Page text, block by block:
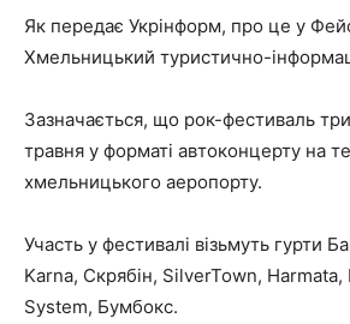
Як передає Укрінформ, про це у
Хмельницький туристично-
Зазначається, що рок-фестиваль
травня у форматі автоконцерту на
хмельницького аеропорту.
Участь у фестивалі візьмуть гурти
Karnа, Скрябін, SilverTown, Harmata,
System, Бумбокс.